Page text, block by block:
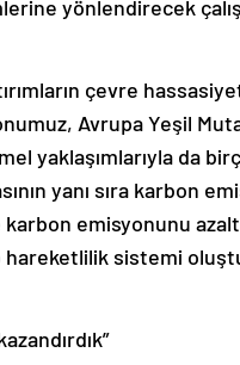
yönlendirecek
çevre
Avrupa Yeşil
yaklaşımlarıyla da
yanı sıra karbon
emisyonunu
sistemi